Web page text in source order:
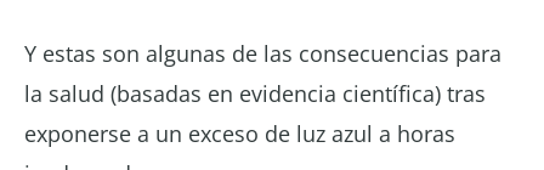
Y estas son algunas de las consecuencias para
la salud (basadas en evidencia científica) tras
exponerse a un exceso de luz azul a horas